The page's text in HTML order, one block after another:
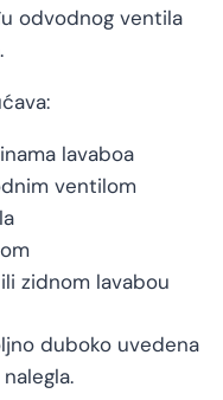
odvodnog ventila
lavaboa
ventilom
zidnom lavabou
duboko uvedena